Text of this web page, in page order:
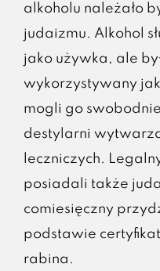
alkoholu należało
judaizmu. Alkohol
jako używka, ale
wykorzystywany
mogli go
destylarni
leczniczych.
posiadali także
comiesięczny
podstawie
rabina.